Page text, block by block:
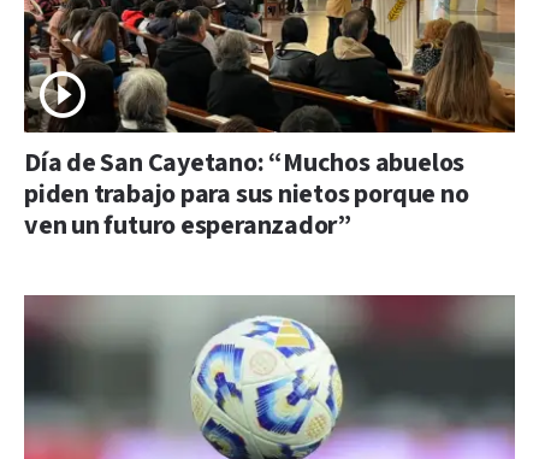
Día de San Cayetano: “Muchos abuelos
piden trabajo para sus nietos porque no
ven un futuro esperanzador”